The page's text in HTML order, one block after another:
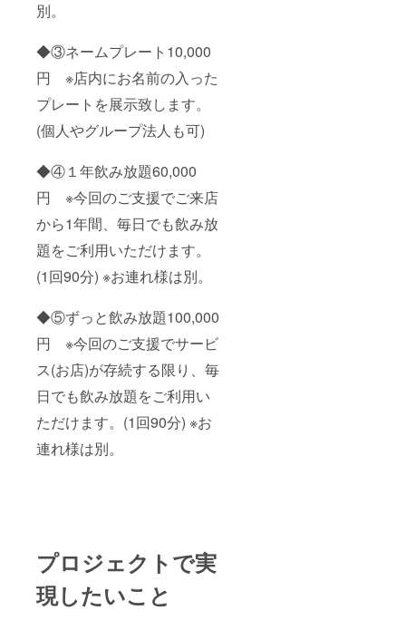
別。
◆③ネームプレート10,000
円 ※店内にお名前の入った
プレートを展示致します。
(個人やグループ法人も可)
◆④１年飲み放題60,000
円 ※今回のご支援でご来店
から1年間、毎日でも飲み放
題をご利用いただけます。
(1回90分) ※お連れ様は別。
◆⑤ずっと飲み放題100,000
円 ※今回のご支援でサービ
ス(お店)が存続する限り、毎
日でも飲み放題をご利用い
ただけます。(1回90分) ※お
連れ様は別。
プロジェクトで実
現したいこと